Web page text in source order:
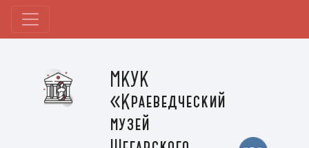
МКУК
«Краеведческий
музей